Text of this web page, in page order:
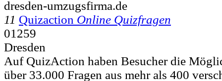
dresden-umzugsfirma.de
11 Quizaction Online Quizfragen
01259
Dresden
Auf QuizAction haben Besucher die
über 33.000 Fragen aus mehr als 400